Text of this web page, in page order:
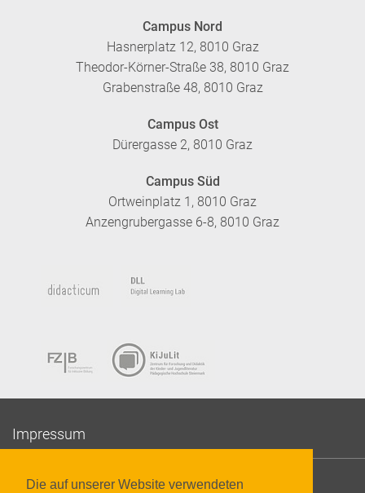
Die auf unserer Website verwendeten
Campus Nord
Hasnerplatz 12, 8010 Graz
Theodor-Körner-Straße 38, 8010 Graz
Grabenstraße 48, 8010 Graz
Campus Ost
Dürergasse 2, 8010 Graz
Campus Süd
Ortweinplatz 1, 8010 Graz
Anzengrubergasse 6-8, 8010 Graz
Impressum
Datenschutzerklärung